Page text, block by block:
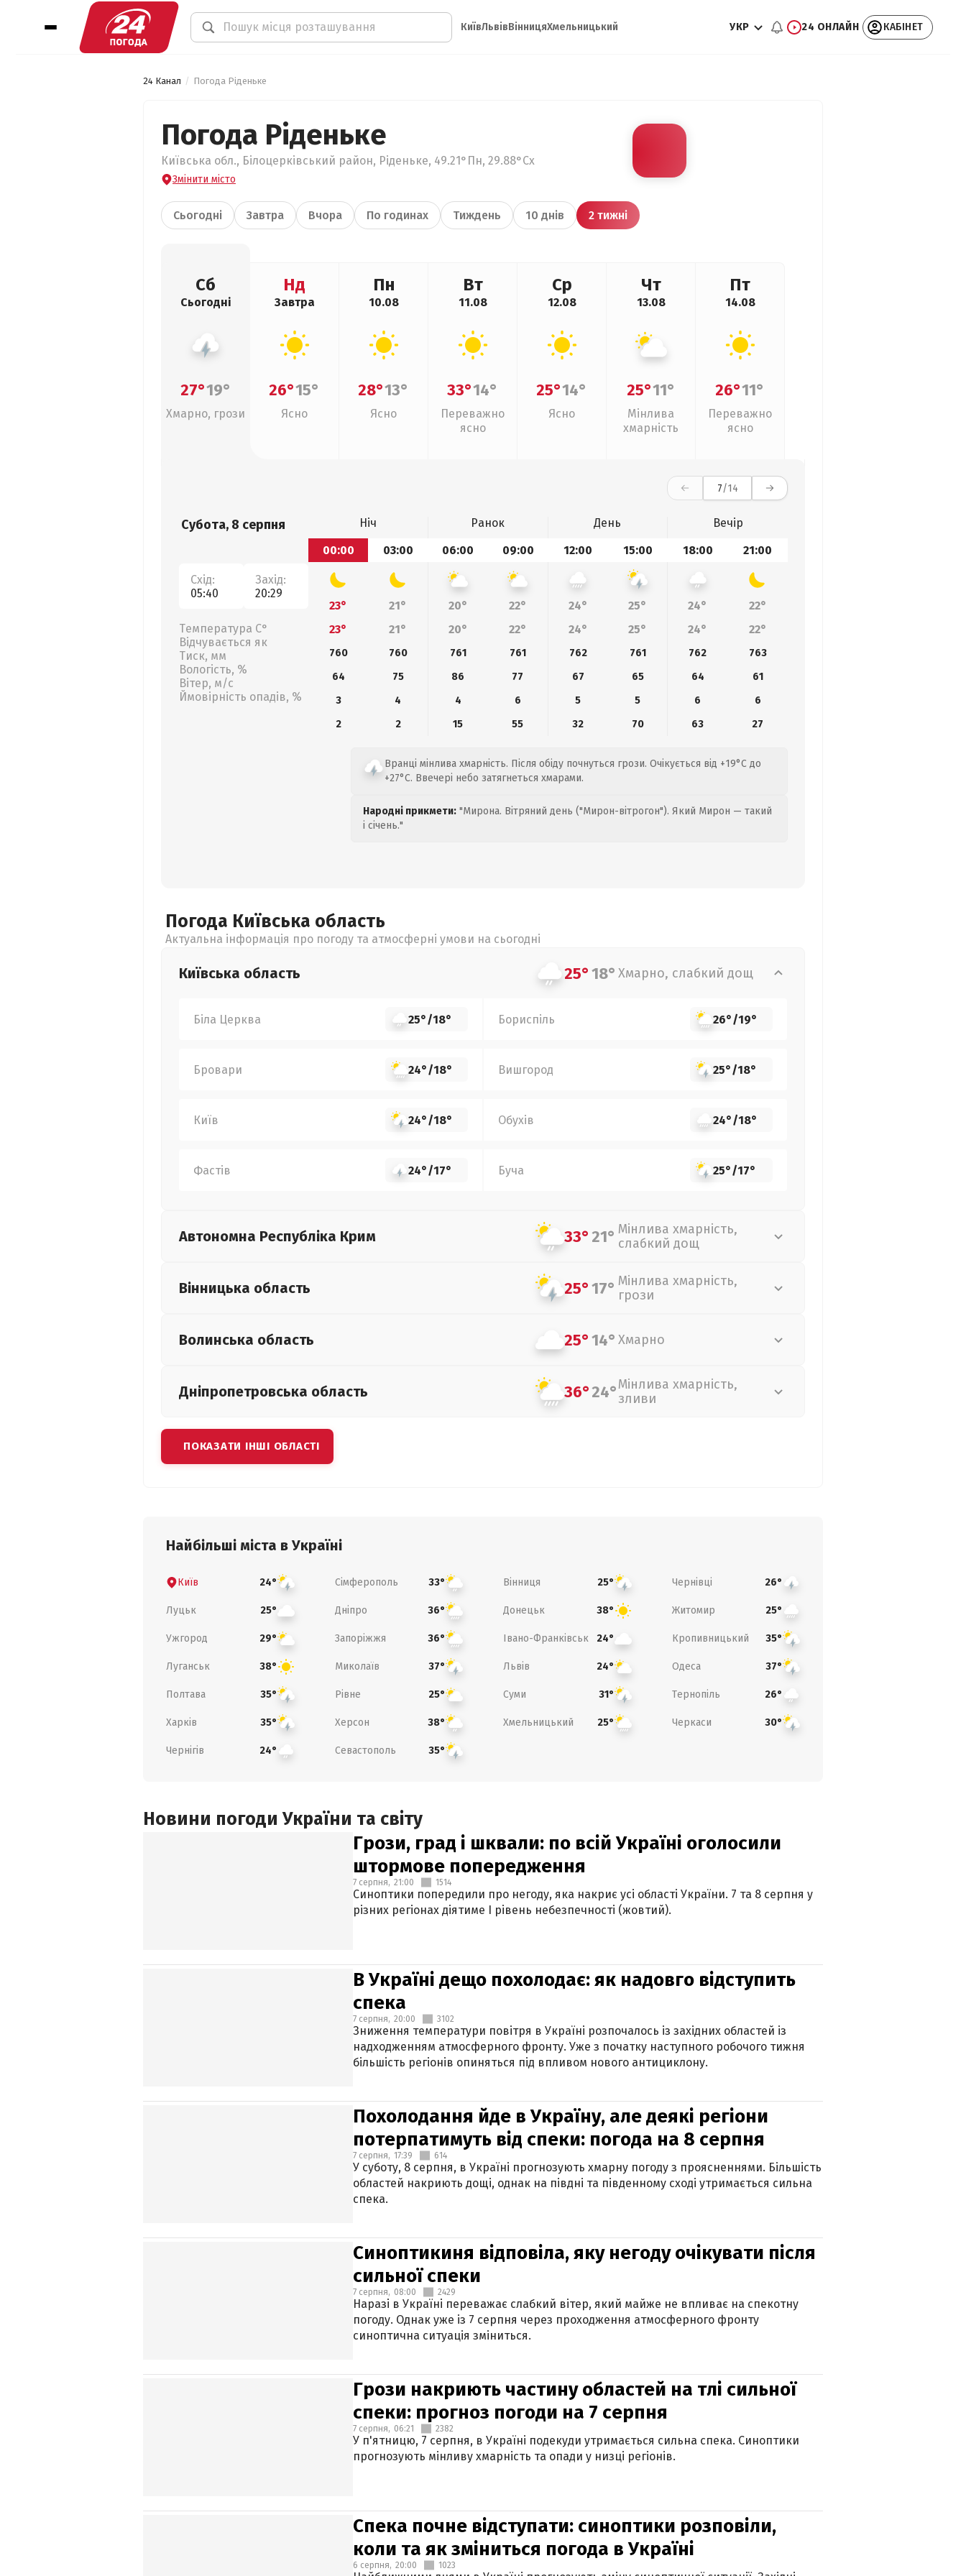
КиївЛьвівВінницяХмельницький УКР 24 ОНЛАЙН КАБІНЕТ
24 Канал Погода Ріденьке
Погода Ріденьке
Київська обл., Білоцерківський район, Ріденьке, 49.21°Пн, 29.88°Сх
Змінити місто
Сьогодні Завтра Вчора По годинах Тиждень 10 днів 2 тижні
Сб
Сьогодні
27°19°
Хмарно, грози
Нд
Завтра
26°15°
Ясно
Пн
10.08
28°13°
Ясно
Вт
11.08
33°14°
Переважно
ясно
Ср
12.08
25°14°
Ясно
Чт
13.08
25°11°
Мінлива
хмарність
Пт
14.08
26°11°
Переважно
ясно
7/14
Субота, 8 серпня
Схід:
05:40
Захід:
20:29
Температура С°
Відчувається як
Тиск, мм
Вологість, %
Вітер, м/с
Ймовірність опадів, %
Ніч Ранок День
Вечір
00:00
03:00 06:00 09:00 12:00 15:00 18:00 21:00
23° 21° 20° 22° 24° 25° 24°
22°
23°
21° 20° 22° 24° 25° 24° 22°
760 760 761 761 762 761 762
763
64
75 86 77 67 65 64
61
3
4 4 6 5 5 6
6
2
2 15 55 32 70 63 27
Вранці мінлива хмарність. Після обіду почнуться грози. Очікується від +19°C до
+27°C. Ввечері небо затягнеться хмарами.
Народні прикмети: "Мирона. Вітряний день ("Мирон-вітрогон"). Який Мирон — такий
і січень."
Погода Київська область
Актуальна інформація про погоду та атмосферні умови на сьогодні
Київська область 25°18° Хмарно, слабкий дощ
Біла Церква 25°/18° Бориспіль 26°/19°
Бровари 24°/18° Вишгород 25°/18°
Київ 24°/18° Обухів 24°/18°
Фастів 24°/17° Буча 25°/17°
Автономна Республіка Крим 33°21° Мінлива хмарність,
слабкий дощ
Вінницька область 25°17° Мінлива хмарність,
грози
Волинська область 25°14° Хмарно
Дніпропетровська область 36°24°Мінлива хмарність,
зливи
ПОКАЗАТИ ІНШІ ОБЛАСТІ
Найбільші міста в Україні
Київ 24° Сімферополь 33° Вінниця 25° Чернівці 26°
Луцьк 25° Дніпро 36° Донецьк 38° Житомир 25°
Ужгород 29° Запоріжжя 36° Івано-Франківськ 24° Кропивницький 35°
Луганськ 38° Миколаїв 37° Львів 24° Одеса 37°
Полтава 35° Рівне 25° Суми 31° Тернопіль 26°
Харків 35° Херсон 38° Хмельницький 25° Черкаси 30°
Чернігів 24° Севастополь 35°
Новини погоди України та світу
Грози, град і шквали: по всій Україні оголосили
штормове попередження
7 серпня, 21:00 1514
Синоптики попередили про негоду, яка накриє усі області України. 7 та 8 серпня у
різних регіонах діятиме І рівень небезпечності (жовтий).
В Україні дещо похолодає: як надовго відступить
спека
7 серпня, 20:00 3102
Зниження температури повітря в Україні розпочалось із західних областей із
надходженням атмосферного фронту. Уже з початку наступного робочого тижня
більшість регіонів опиняться під впливом нового антициклону.
Похолодання йде в Україну, але деякі регіони
потерпатимуть від спеки: погода на 8 серпня
7 серпня, 17:39 614
У суботу, 8 серпня, в Україні прогнозують хмарну погоду з проясненнями. Більшість
областей накриють дощі, однак на півдні та південному сході утримається сильна
спека.
Синоптикиня відповіла, яку негоду очікувати після
сильної спеки
7 серпня, 08:00 2429
Наразі в Україні переважає слабкий вітер, який майже не впливає на спекотну
погоду. Однак уже із 7 серпня через проходження атмосферного фронту
синоптична ситуація зміниться.
Грози накриють частину областей на тлі сильної
спеки: прогноз погоди на 7 серпня
7 серпня, 06:21 2382
У п'ятницю, 7 серпня, в Україні подекуди утримається сильна спека. Синоптики
прогнозують мінливу хмарність та опади у низці регіонів.
Спека почне відступати: синоптики розповіли,
коли та як зміниться погода в Україні
6 серпня, 20:00 1023